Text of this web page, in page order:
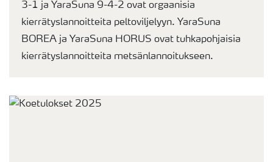
3-1 ja YaraSuna 9-4-2 ovat orgaanisia
kierrätyslannoitteita peltoviljelyyn. YaraSuna
BOREA ja YaraSuna HORUS ovat tuhkapohjaisia
kierrätyslannoitteita metsänlannoitukseen.